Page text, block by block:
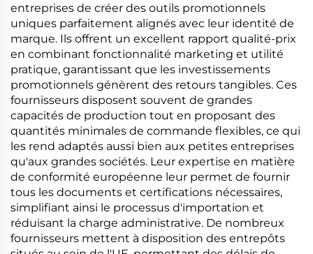
entreprises de créer des outils promotionnels
uniques parfaitement alignés avec leur identité de
marque. Ils offrent un excellent rapport qualité-prix
en combinant fonctionnalité marketing et utilité
pratique, garantissant que les investissements
promotionnels génèrent des retours tangibles. Ces
fournisseurs disposent souvent de grandes
capacités de production tout en proposant des
quantités minimales de commande flexibles, ce qui
les rend adaptés aussi bien aux petites entreprises
qu'aux grandes sociétés. Leur expertise en matière
de conformité européenne leur permet de fournir
tous les documents et certifications nécessaires,
simplifiant ainsi le processus d'importation et
réduisant la charge administrative. De nombreux
fournisseurs mettent à disposition des entrepôts